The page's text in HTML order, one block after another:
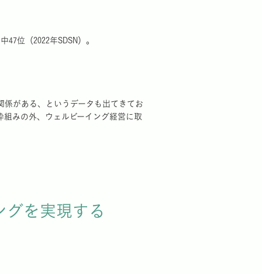
位（2022年SDSN）。
がある、というデータも出てきてお
みの外、ウェルビーイング経営に取
を実現する